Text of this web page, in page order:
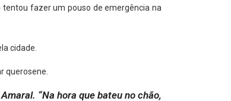
fazer um pouso de emergência na
cidade.
querosene.
“Na hora que bateu no chão,